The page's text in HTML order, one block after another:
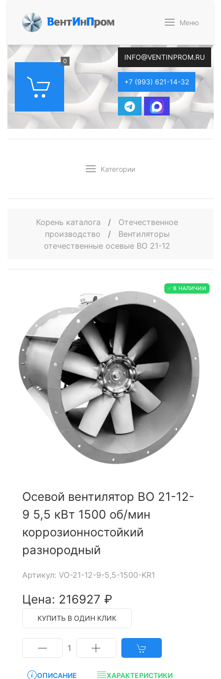
ВентИнПром Меню
0 INFO@VENTINPROM.RU
+7 (993) 621-14-32
Категории
Корень каталога /
Отечественное
производство
/
Вентиляторы
отечественные осевые ВО 21-12
✅ В НАЛИЧИИ
Осевой вентилятор ВО 21-12-
9 5,5 кВт 1500 об/мин
коррозионностойкий
разнородный
Артикул: VO-21-12-9-5,5-1500-KR1
Цена: 216927 ₽
КУПИТЬ В ОДИН КЛИК
1
ОПИСАНИЕ
ХАРАКТЕРИСТИКИ